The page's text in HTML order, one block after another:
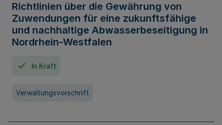
Richtlinien über die Gewährung von
Zuwendungen für eine zukunftsfähige
und nachhaltige Abwasserbeseitigung in
Nordrhein-Westfalen
In Kraft
Verwaltungsvorschrift